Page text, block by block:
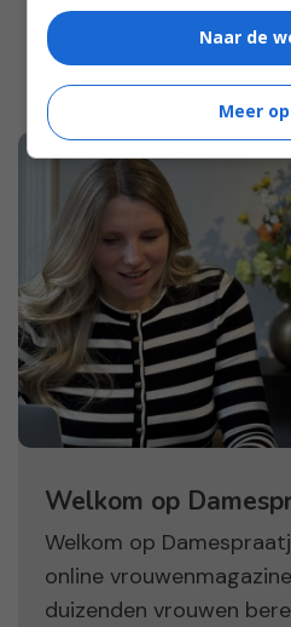
Welkom op
Welkom op
online
duizenden vrouwen
Naar de
Meer